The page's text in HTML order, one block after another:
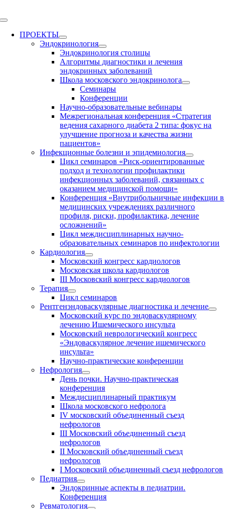
to
Toggle
NavigationПРОЕКТЫ
Эндокринология
Эндокринология столицы
Алгоритмы диагностики и лечения
эндокринных заболеваний
Школа московского эндокринолога
Семинары
Конференции
Научно-образовательные вебинары
Межрегиональная конференция «Стратегия
ведения сахарного диабета 2 типа: фокус на
улучшение прогноза и качества жизни
пациентов»
Инфекционные болезни и эпидемиология
Цикл семинаров «Риск-ориентированные
подход и технологии профилактики
инфекционных заболеваний, связанных с
оказанием медицинской помощи»
Конференция «Внутрибольничные инфекции в
медицинских учреждениях различного
профиля, риски, профилактика, лечение
осложнений»
Цикл междисциплинарных научно-
образовательных семинаров по инфектологии
Кардиология
Московский конгресс кардиологов
Московская школа кардиологов
III Московский конгресс кардиологов
Терапия
Цикл семинаров
Рентгенэндоваскулярные диагностика и лечение
Московский курс по эндоваскулярному
лечению Ишемического инсульта
Московский неврологический конгресс
«Эндоваскулярное лечение ишемического
инсульта»
Научно-практические конференции
Нефрология
День почки. Научно-практическая
конференция
Междисциплинарный практикум
Школа московского нефролога
IV московский объединенный съезд
нефрологов
III Московский объединенный съезд
нефрологов
II Московский объединенный съезд
нефрологов
I Московский объединенный съезд нефрологов
Педиатрия
Эндокринные аспекты в педиатрии.
Конференция
Ревматология